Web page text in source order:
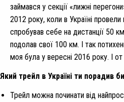
займався у секції «лижні
2012 року, коли в Україні
спробував себе на дистанції 50
подолав свої 100 км. І так
моя була у вересні 2016 року. І
Який трейл в Україні ти порадив
Трейл можна починати від